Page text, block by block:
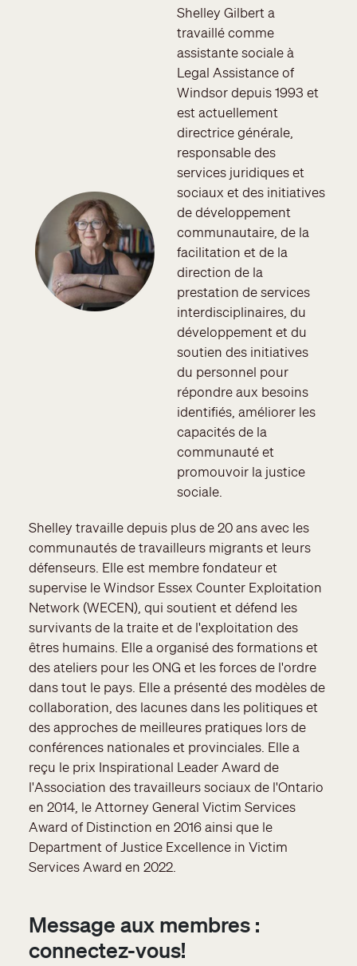
Image
Shelley Gilbert a
travaillé comme
assistante sociale à
Legal Assistance of
Windsor depuis 1993 et
est actuellement
directrice générale,
responsable des
services juridiques et
sociaux et des initiatives
de développement
communautaire, de la
facilitation et de la
direction de la
prestation de services
interdisciplinaires, du
développement et du
soutien des initiatives
du personnel pour
répondre aux besoins
identifiés, améliorer les
capacités de la
communauté et
promouvoir la justice
sociale.
Shelley travaille depuis plus de 20 ans avec les
communautés de travailleurs migrants et leurs
défenseurs. Elle est membre fondateur et
supervise le Windsor Essex Counter Exploitation
Network (WECEN), qui soutient et défend les
survivants de la traite et de l'exploitation des
êtres humains. Elle a organisé des formations et
des ateliers pour les ONG et les forces de l'ordre
dans tout le pays. Elle a présenté des modèles de
collaboration, des lacunes dans les politiques et
des approches de meilleures pratiques lors de
conférences nationales et provinciales. Elle a
reçu le prix Inspirational Leader Award de
l'Association des travailleurs sociaux de l'Ontario
en 2014, le Attorney General Victim Services
Award of Distinction en 2016 ainsi que le
Department of Justice Excellence in Victim
Services Award en 2022.
Message aux membres :
connectez-vous!